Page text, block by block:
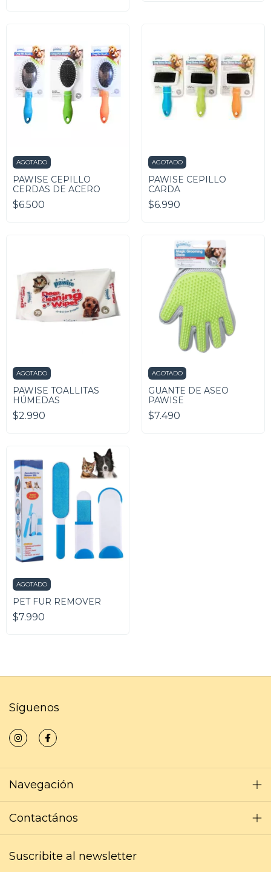
AGOTADO
PAWISE CEPILLO
CERDAS DE ACERO
$6.500
AGOTADO
PAWISE CEPILLO
CARDA
$6.990
AGOTADO
PAWISE TOALLITAS
HÚMEDAS
$2.990
AGOTADO
GUANTE DE ASEO
PAWISE
$7.490
AGOTADO
PET FUR REMOVER
$7.990
Síguenos
Navegación
Contactános
Suscribite al newsletter